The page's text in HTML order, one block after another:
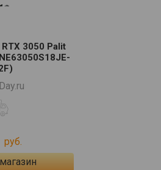
3050 Palit
руб.